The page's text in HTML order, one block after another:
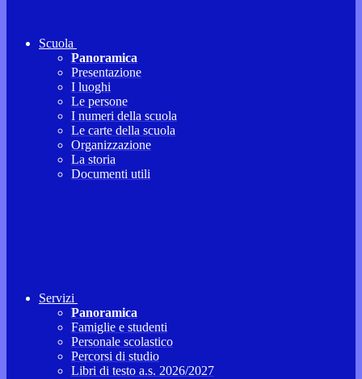
Scuola
Panoramica
Presentazione
I luoghi
Le persone
I numeri della scuola
Le carte della scuola
Organizzazione
La storia
Documenti utili
Servizi
Panoramica
Famiglie e studenti
Personale scolastico
Percorsi di studio
Libri di testo a.s. 2026/2027